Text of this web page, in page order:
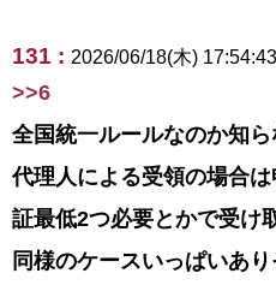
131 : 2026/06/18(木)
>>6
全国統一ルールなのか知
代理人による受領の場合
証最低2つ必要とかで受け
同様のケースいっぱいあ